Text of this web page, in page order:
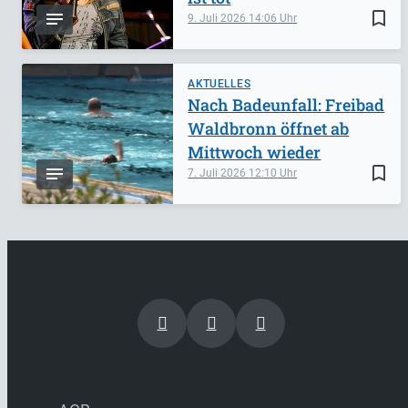
bookmark_border
9. Juli 2026 14:06
AKTUELLES
bookmark_border
7. Juli 2026 12:10
Nach Badeunfall: Freibad
Waldbronn öffnet ab
Mittwoch wieder